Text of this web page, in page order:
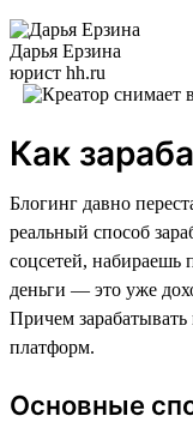
Дарья Ерзина
юрист hh.ru
Как
Блогинг давно
реальный способ
соцсетей,
деньги — это уже
Причем
платформ.
Основные